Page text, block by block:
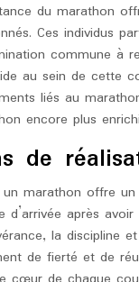
du marathon
Ces individus
commune à
au sein de cette
liés au
encore plus
de
marathon offre
d’arrivée après
la discipline
de fierté et de